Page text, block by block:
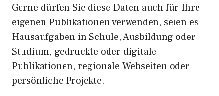
Gerne dürfen Sie diese Daten auch für Ihre
eigenen Publikationen verwenden, seien es
Hausaufgaben in Schule, Ausbildung oder
Studium, gedruckte oder digitale
Publikationen, regionale Webseiten oder
persönliche Projekte.